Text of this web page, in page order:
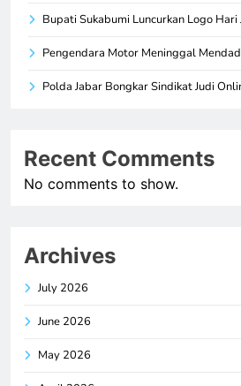
Bupati Sukabumi Luncurkan Logo Hari
Pengendara Motor Meninggal
Polda Jabar Bongkar Sindikat Judi
Recent Comments
No comments to show.
Archives
July 2026
June 2026
May 2026